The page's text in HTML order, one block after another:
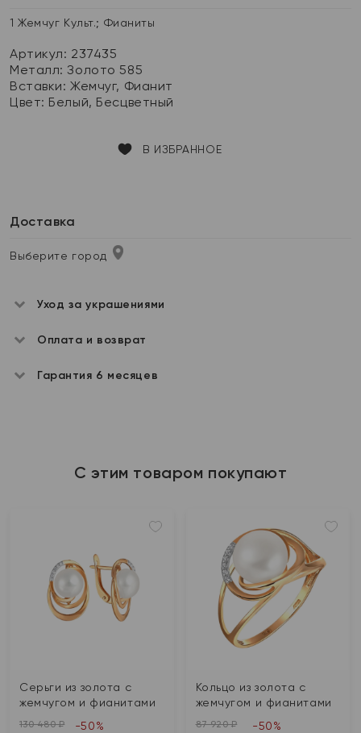
1 Жемчуг Культ.; Фианиты
Артикул: 237435
Металл:Золото 585
Вставки:Жемчуг, Фианит
Цвет: Белый, Бесцветный
В ИЗБРАННОЕ
Доставка
Выберите город
Уход за украшениями
Оплата и возврат
Гарантия 6 месяцев
С этим товаром покупают
Серьги из золота с
жемчугом и фианитами
130 480 ₽ -50%
Кольцо из золота с
жемчугом и фианитами
87 920 ₽ -50%